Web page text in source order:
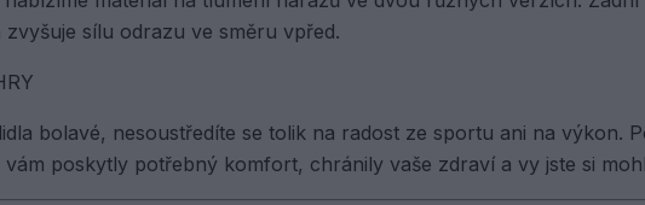
zvyšuje sílu odrazu ve směru vpřed.
bolavé, nesoustředíte se tolik na radost ze sportu ani na výkon.
poskytly potřebný komfort, chránily vaše zdraví a vy jste si